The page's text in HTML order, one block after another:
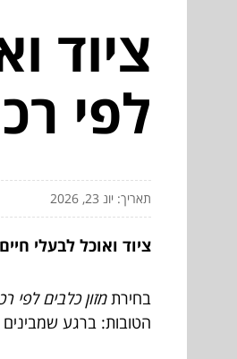
ציוד
לפי
תאריך: יונ 23, 2026
ציוד ואוכל לבעלי
בחירתמזון כלבים לפי
הטובות: ברגע